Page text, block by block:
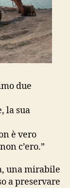
due
la sua
è vero
c’ero.”
una mirabile
a preservare